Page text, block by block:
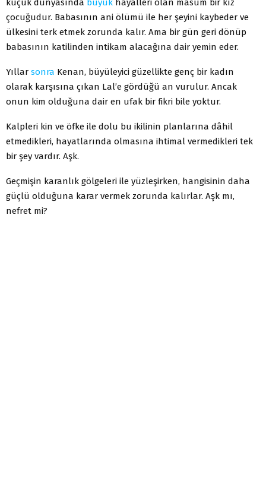
çocuğudur. Babasının ani ölümü ile her şeyini kaybeder ve
ülkesini terk etmek zorunda kalır. Ama bir gün geri dönüp
babasının katilinden intikam alacağına dair yemin eder.
Yıllar sonra Kenan, büyüleyici güzellikte genç bir kadın
olarak karşısına çıkan Lal’e gördüğü an vurulur. Ancak
onun kim olduğuna dair en ufak bir fikri bile yoktur.
Kalpleri kin ve öfke ile dolu bu ikilinin planlarına dâhil
etmedikleri, hayatlarında olmasına ihtimal vermedikleri tek
bir şey vardır. Aşk.
Geçmişin karanlık gölgeleri ile yüzleşirken, hangisinin daha
güçlü olduğuna karar vermek zorunda kalırlar. Aşk mı,
nefret mi?